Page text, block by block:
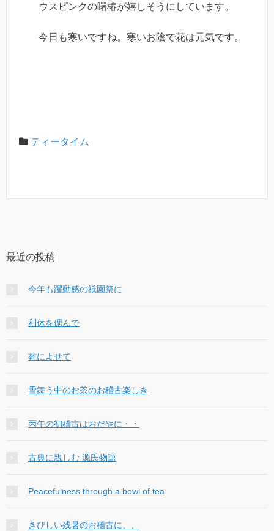
ウスピンクの曙椿が嬉しそうにしています。
今日も寒いですね。寒いお陰で花は元気です。
ティータイム
最近の投稿
今年も躍動感の祇園祭に
利休を偲んで
雛によせて
雪舞う中のお茶のお稽古楽しき
丙午の初稽古はおだやに・・
古典に親しむ 源氏物語
Peacefulness through a bowl of tea
きびしい残暑のお稽古に、、